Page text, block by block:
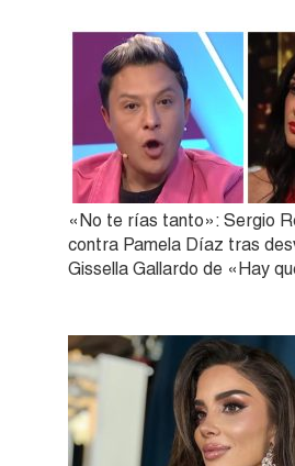
«No te rías tanto»: Sergio
contra Pamela Díaz tras
Gissella Gallardo de «Hay